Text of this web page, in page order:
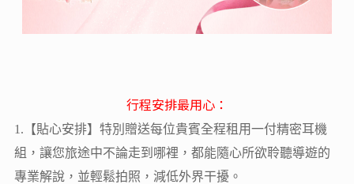
行程安排最用心：
1.【貼心安排】特別贈送每位貴賓全程租用一付精密耳機
組，讓您旅途中不論走到哪裡，都能隨心所欲聆聽導遊的
專業解說，並輕鬆拍照，減低外界干擾。